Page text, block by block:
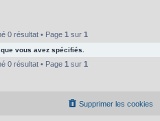
0 résultat • Page 1 sur 1
vous avez spécifiés.
0 résultat • Page 1 sur 1
Supprimer les cookies